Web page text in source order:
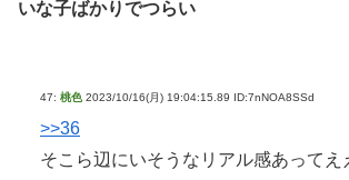
いな子ばかりでつらい
47: 桃色 2023/10/16(月) 19:04:15.89 ID:7nNOA8SSd
>>36
そこら辺にいそうなリアル感あってえ